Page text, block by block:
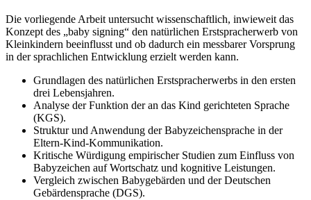
Die vorliegende Arbeit untersucht wissenschaftlich, inwieweit das
Konzept des „baby signing“ den natürlichen Erstspracherwerb von
Kleinkindern beeinflusst und ob dadurch ein messbarer Vorsprung
in der sprachlichen Entwicklung erzielt werden kann.
Grundlagen des natürlichen Erstspracherwerbs in den ersten
drei Lebensjahren.
Analyse der Funktion der an das Kind gerichteten Sprache
(KGS).
Struktur und Anwendung der Babyzeichensprache in der
Eltern-Kind-Kommunikation.
Kritische Würdigung empirischer Studien zum Einfluss von
Babyzeichen auf Wortschatz und kognitive Leistungen.
Vergleich zwischen Babygebärden und der Deutschen
Gebärdensprache (DGS).